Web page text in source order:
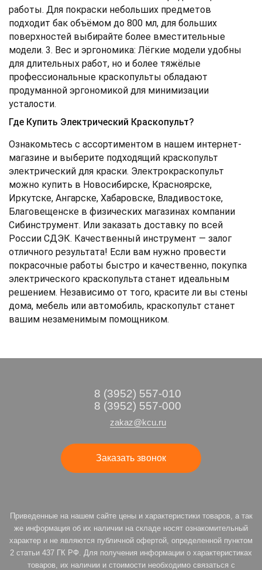
работы. Для покраски небольших предметов
подходит бак объёмом до 800 мл, для больших
поверхностей выбирайте более вместительные
модели. 3. Вес и эргономика: Лёгкие модели удобны
для длительных работ, но и более тяжёлые
профессиональные краскопульты обладают
продуманной эргономикой для минимизации
усталости.
Где Купить Электрический Краскопульт?
Ознакомьтесь с ассортиментом в нашем интернет-
магазине и выберите подходящий краскопульт
электрический для краски. Электрокраскопульт
можно купить в Новосибирске, Красноярске,
Иркутске, Ангарске, Хабаровске, Владивостоке,
Благовещенске в физических магазинах компании
Сибинструмент. Или заказать доставку по всей
России СДЭК. Качественный инструмент — залог
отличного результата! Если вам нужно провести
покрасочные работы быстро и качественно, покупка
электрического краскопульта станет идеальным
решением. Независимо от того, красите ли вы стены
дома, мебель или автомобиль, краскопульт станет
вашим незаменимым помощником.
8 (3952) 557-010
8 (3952) 557-000
zakaz@kcu.ru
Заказать звонок
Приведенные на нашем сайте цены и характеристики товаров, а так
же информация об их наличии на складе носят ознакомительный
характер и не являются публичной офертой, определенной пунктом
2 статьи 437 ГК РФ. Для получения информации о характеристиках
товаров, их наличии и стоимости необходимо связаться с